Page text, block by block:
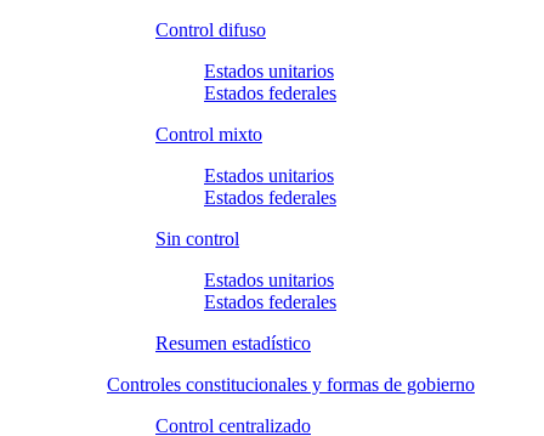
Control difuso
Estados unitarios
Estados federales
Control mixto
Estados unitarios
Estados federales
Sin control
Estados unitarios
Estados federales
Resumen estadístico
Controles constitucionales y formas de gobierno
Control centralizado